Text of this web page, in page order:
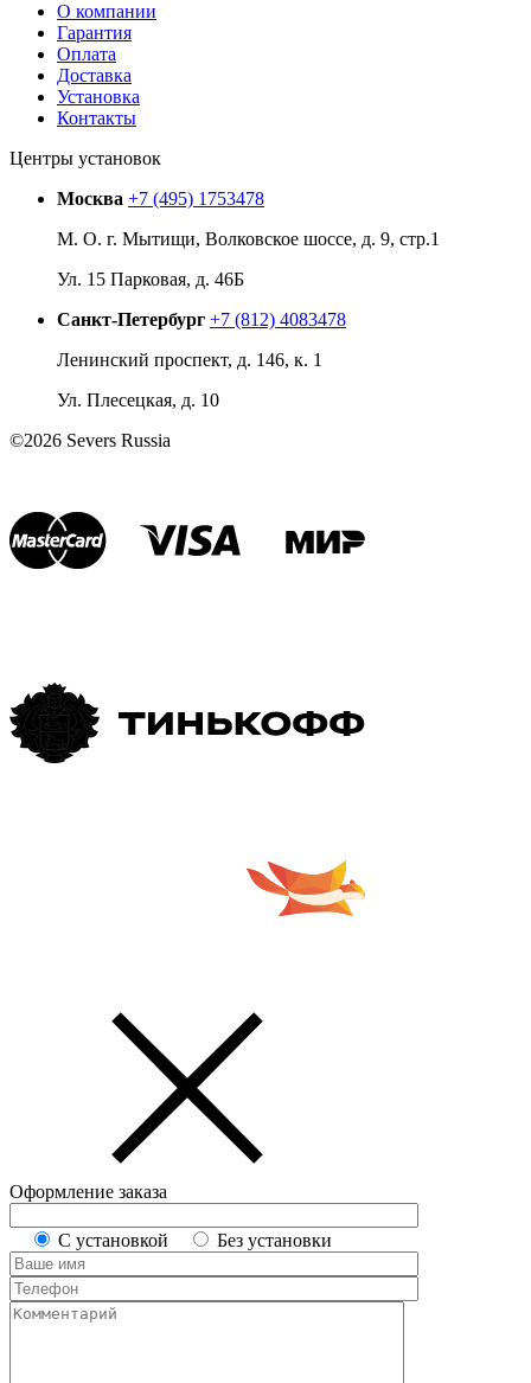
О компании
Гарантия
Оплата
Доставка
Установка
Контакты
Центры установок
Москва +7 (495) 1753478
М. О. г. Мытищи, Волковское шоссе, д. 9, стр.1
Ул. 15 Парковая, д. 46Б
Санкт-Петербург +7 (812) 4083478
Ленинский проспект, д. 146, к. 1
Ул. Плесецкая, д. 10
©2026 Severs Russia
Оформление заказа
С установкой Без установки